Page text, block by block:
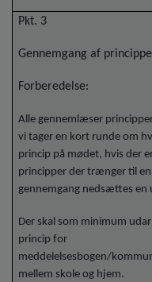
Pkt. 3
Gennemgang af
Forberedelse:
Alle gennemlæser
vi tager en kort runde om
princip på mødet, hvis der
principper der trænger til
gennemgang nedsættes en
Der skal som minimum
princip for
meddelelsesbogen/
mellem skole og hjem.